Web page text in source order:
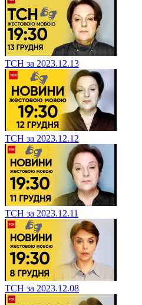
ТСН за 2023.12.13
ТСН за 2023.12.12
ТСН за 2023.12.11
ТСН за 2023.12.08